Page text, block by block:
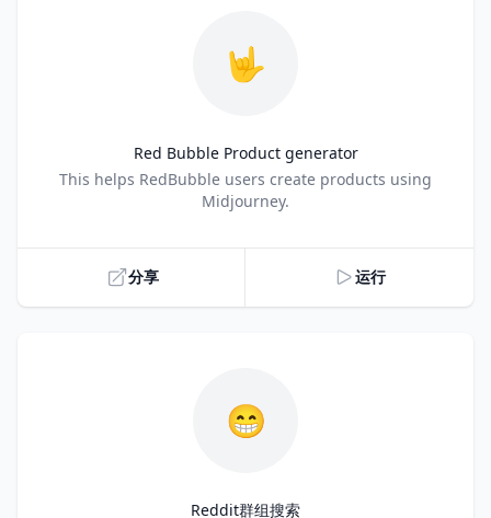
🤟
Red Bubble Product generator
Title
This helps RedBubble users create products using
Midjourney.
分享 运行
😁
Reddit群组搜索